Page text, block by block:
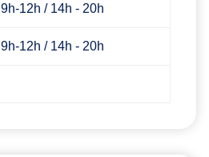
9h-12h / 14h - 20h
9h-12h / 14h - 20h